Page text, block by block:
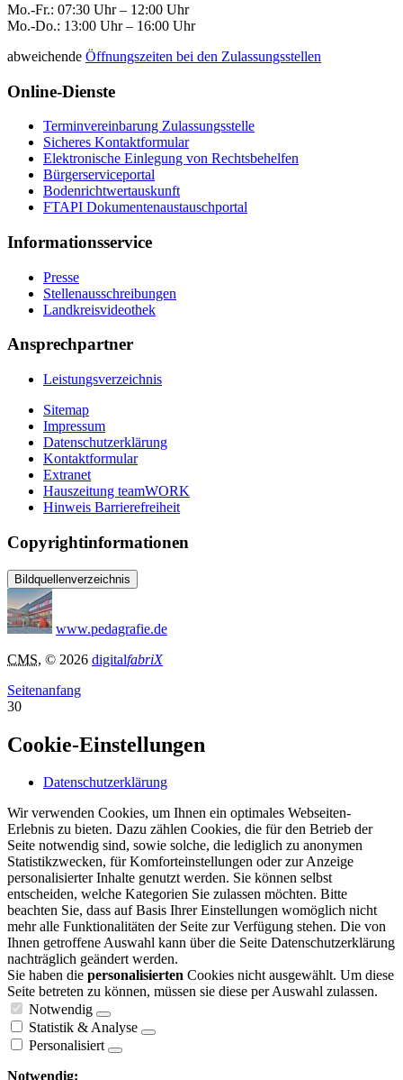
Mo.-Fr.: 07:30 Uhr – 12:00 Uhr
Mo.-Do.: 13:00 Uhr – 16:00 Uhr
abweichende Öffnungszeiten bei den Zulassungsstellen
Online-Dienste
Terminvereinbarung Zulassungsstelle
Sicheres Kontaktformular
Elektronische Einlegung von Rechtsbehelfen
Bürgerserviceportal
Bodenrichtwertauskunft
FTAPI Dokumentenaustauschportal
Informationsservice
Presse
Stellenausschreibungen
Landkreisvideothek
Ansprechpartner
Leistungsverzeichnis
Sitemap
Impressum
Datenschutzerklärung
Kontaktformular
Extranet
Hauszeitung teamWORK
Hinweis Barrierefreiheit
Copyrightinformationen
Bildquellenverzeichnis
www.pedagrafie.de
CMS, © 2026 digitalfabriX
Seitenanfang
30
Cookie-Einstellungen
Datenschutzerklärung
Wir verwenden Cookies, um Ihnen ein optimales Webseiten-
Erlebnis zu bieten. Dazu zählen Cookies, die für den Betrieb der
Seite notwendig sind, sowie solche, die lediglich zu anonymen
Statistikzwecken, für Komforteinstellungen oder zur Anzeige
personalisierter Inhalte genutzt werden. Sie können selbst
entscheiden, welche Kategorien Sie zulassen möchten. Bitte
beachten Sie, dass auf Basis Ihrer Einstellungen womöglich nicht
mehr alle Funktionalitäten der Seite zur Verfügung stehen. Die von
Ihnen getroffene Auswahl kann über die Seite Datenschutzerklärung
nachträglich geändert werden.
Sie haben die personalisierten Cookies nicht ausgewählt. Um diese
Seite betreten zu können, müssen sie diese per Auswahl zulassen.
Notwendig
Statistik & Analyse
Personalisiert
Notwendig: